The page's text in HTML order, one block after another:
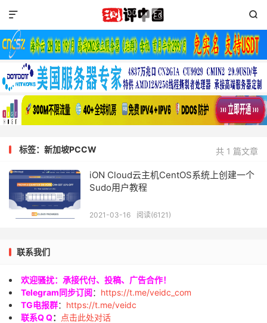


共 1 篇文章
标签：新加坡PCCW
iON Cloud云主机CentOS系统上创建一个
Sudo用户教程
2021-03-16 阅读(6121)
联系我们
欢迎骚扰：承接代付、投稿、广告合作！
Telegram同步订阅： https://t.me/veidc_com
TG电报群： https://t.me/veidc
联系Q Q：
点击此处对话